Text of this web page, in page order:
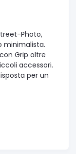
Photo,
minimalista.
Grip oltre
accessori.
per un